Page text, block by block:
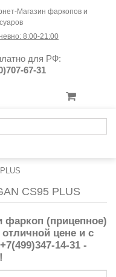
Магазин фаркопов и
8:00-21:00
для РФ:
67-31
CS95 PLUS
фаркоп (прицепное)
цене и с
14-31 -